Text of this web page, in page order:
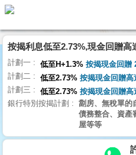
代
理
主
頁
搵
樓/
交
按揭利息低至2.73%,現金回贈高
計劃一 低至H+1.3% 按揭現金回贈
計劃二 低至2.73% 按揭現金回贈高
計劃三 低至2.73% 按揭現金回贈高
銀行特別按揭計劃
劏房、無稅單的
債務整合、資產
屋等等